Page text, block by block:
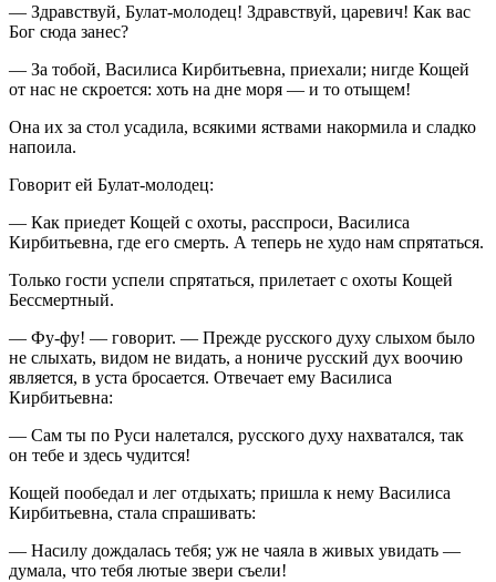
— Здравствуй, Булат-молодец! Здравствуй, царевич! Как вас
Бог сюда занес?
— За тобой, Василиса Кирбитьевна, приехали; нигде Кощей
от нас не скроется: хоть на дне моря — и то отыщем!
Она их за стол усадила, всякими яствами накормила и сладко
напоила.
Говорит ей Булат-молодец:
— Как приедет Кощей с охоты, расспроси, Василиса
Кирбитьевна, где его смерть. А теперь не худо нам спрятаться.
Только гости успели спрятаться, прилетает с охоты Кощей
Бессмертный.
— Фу-фу! — говорит. — Прежде русского духу слыхом было
не слыхать, видом не видать, а нониче русский дух воочию
является, в уста бросается. Отвечает ему Василиса
Кирбитьевна:
— Сам ты по Руси налетался, русского духу нахватался, так
он тебе и здесь чудится!
Кощей пообедал и лег отдыхать; пришла к нему Василиса
Кирбитьевна, стала спрашивать:
— Насилу дождалась тебя; уж не чаяла в живых увидать —
думала, что тебя лютые звери съели!